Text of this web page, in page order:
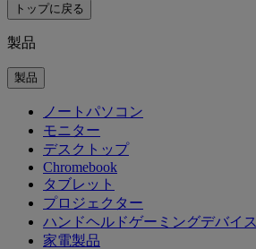
トップに戻る
製品
製品
ノートパソコン
モニター
デスクトップ
Chromebook
タブレット
プロジェクター
ハンドヘルドゲーミングデバイス
家電製品